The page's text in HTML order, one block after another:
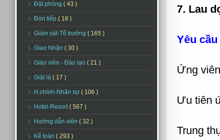
Đặt phòng ( 43 )
Đón tiếp ( 18 )
Giám sát-Tổ trưởng ( 165 )
Giao Nhận ( 30 )
Giáo viên - Đào tạo ( 21 )
Giặt là ( 17 )
H.chính-Nhân sự ( 106 )
Hotel-Resort( 567 )
Hướng dẫn viên ( 32 )
Kế toán ( 293 )
7. Lau
Yêu
Ứng
Ưu tiên
Trung